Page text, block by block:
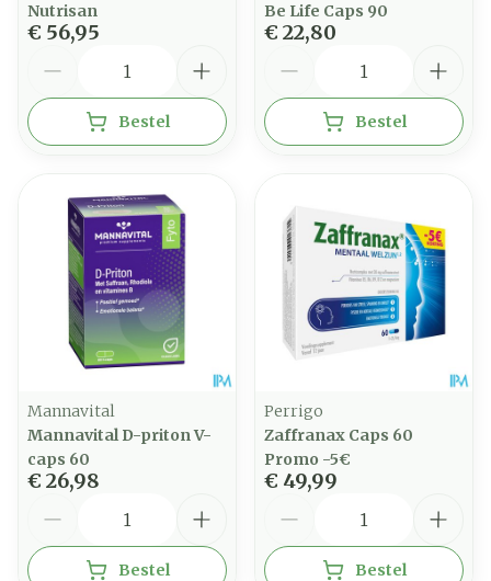
Nutrisan
€ 56,95
Bestel
Be Life Caps 90
€ 22,80
Bestel
Mannavital
Mannavital D-priton V-
caps 60
€ 26,98
Bestel
Perrigo
Zaffranax Caps 60
Promo -5€
€ 49,99
Bestel